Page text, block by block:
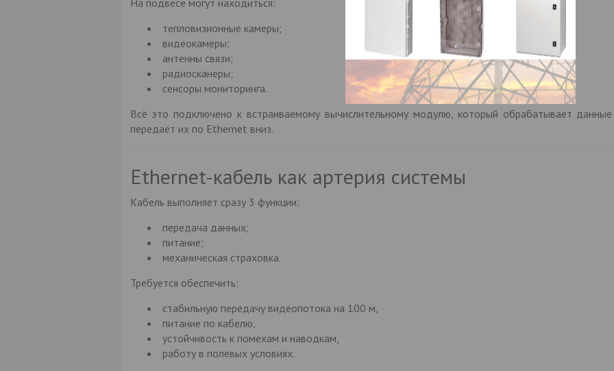
На подвесе могут находиться:
тепловизионные камеры;
видеокамеры;
антенны связи;
радиосканеры;
сенсоры мониторинга.
Всё это подключено к встраиваемому вычислительному модулю, который обрабатывает
передаёт их по Ethernet вниз.
Ethernet-кабель как артерия системы
Кабель выполняет сразу 3 функции:
передача данных;
питание;
механическая страховка.
Требуется обеспечить:
стабильную передачу видеопотока на 100 м,
питание по кабелю,
устойчивость к помехам и наводкам,
работу в полевых условиях.